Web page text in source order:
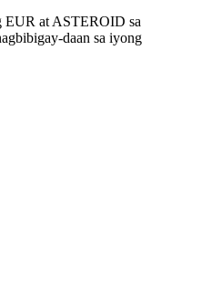
EUR at ASTEROID sa
daan sa iyong